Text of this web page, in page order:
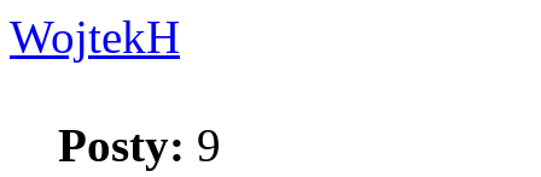
WojtekH
Posty: 9